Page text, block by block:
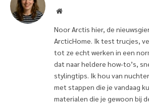
Website
Noor Arctis hier, de
ArcticHome. Ik test trucjes,
tot ze echt werken in een
dat naar heldere how-to’s,
stylingtips. Ik hou van
met stappen die je vandaag
materialen die je gewoon bij